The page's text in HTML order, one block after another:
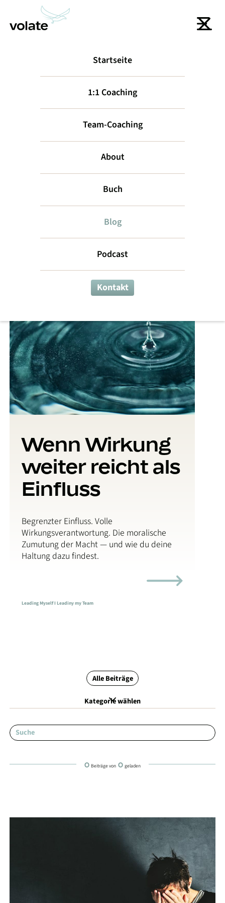
Startseite
1:1 Coaching
Team-Coaching
About
Buch
Blog
Podcast
Kontakt
Gutes Wachstum
fängt mit
den richtigen
Impulsen an
Unternehmens und regelmäßige Inspirationen für deine
Wenn Wirkung
weiter reicht als
Einfluss
Begrenzter Einfluss. Volle
Wirkungsverantwortung. Die moralische
Zumutung der Macht — und wie du deine
Haltung dazu findest.
Leading Myself I Leadiny my Team
Alle Beiträge
Kategorie wählen
0 Beiträge von 0 geladen